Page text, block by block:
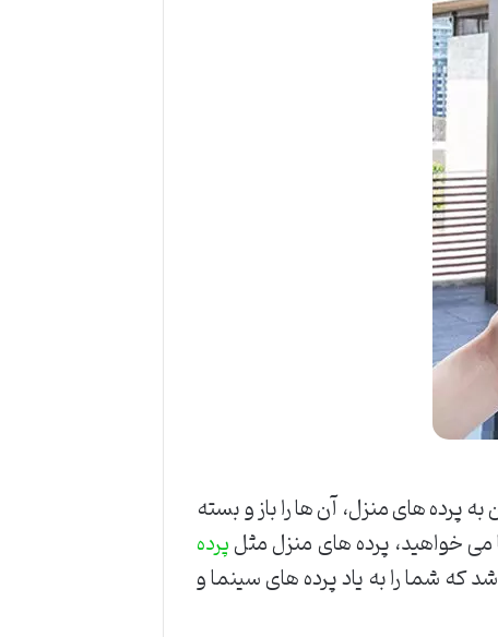
پرده های منزل، آن ها را باز و بسته
خواهید، پرده های منزل مثلپرده
که شما را به یاد پرده های سینما و